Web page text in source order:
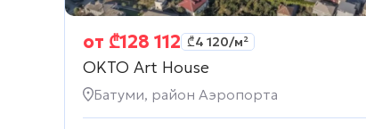
от ₾128 112 ₾4 120/м²
OKTO Art House
Батуми, район Аэропорта